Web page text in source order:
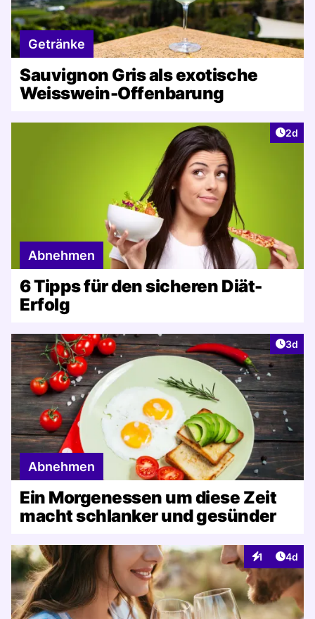
Getränke
Sauvignon Gris als exotische
Weisswein-Offenbarung
2d
Abnehmen
6 Tipps für den sicheren Diät-
Erfolg
3d
Abnehmen
Ein Morgenessen um diese Zeit
macht schlanker und gesünder
1
Interaktionen
4d